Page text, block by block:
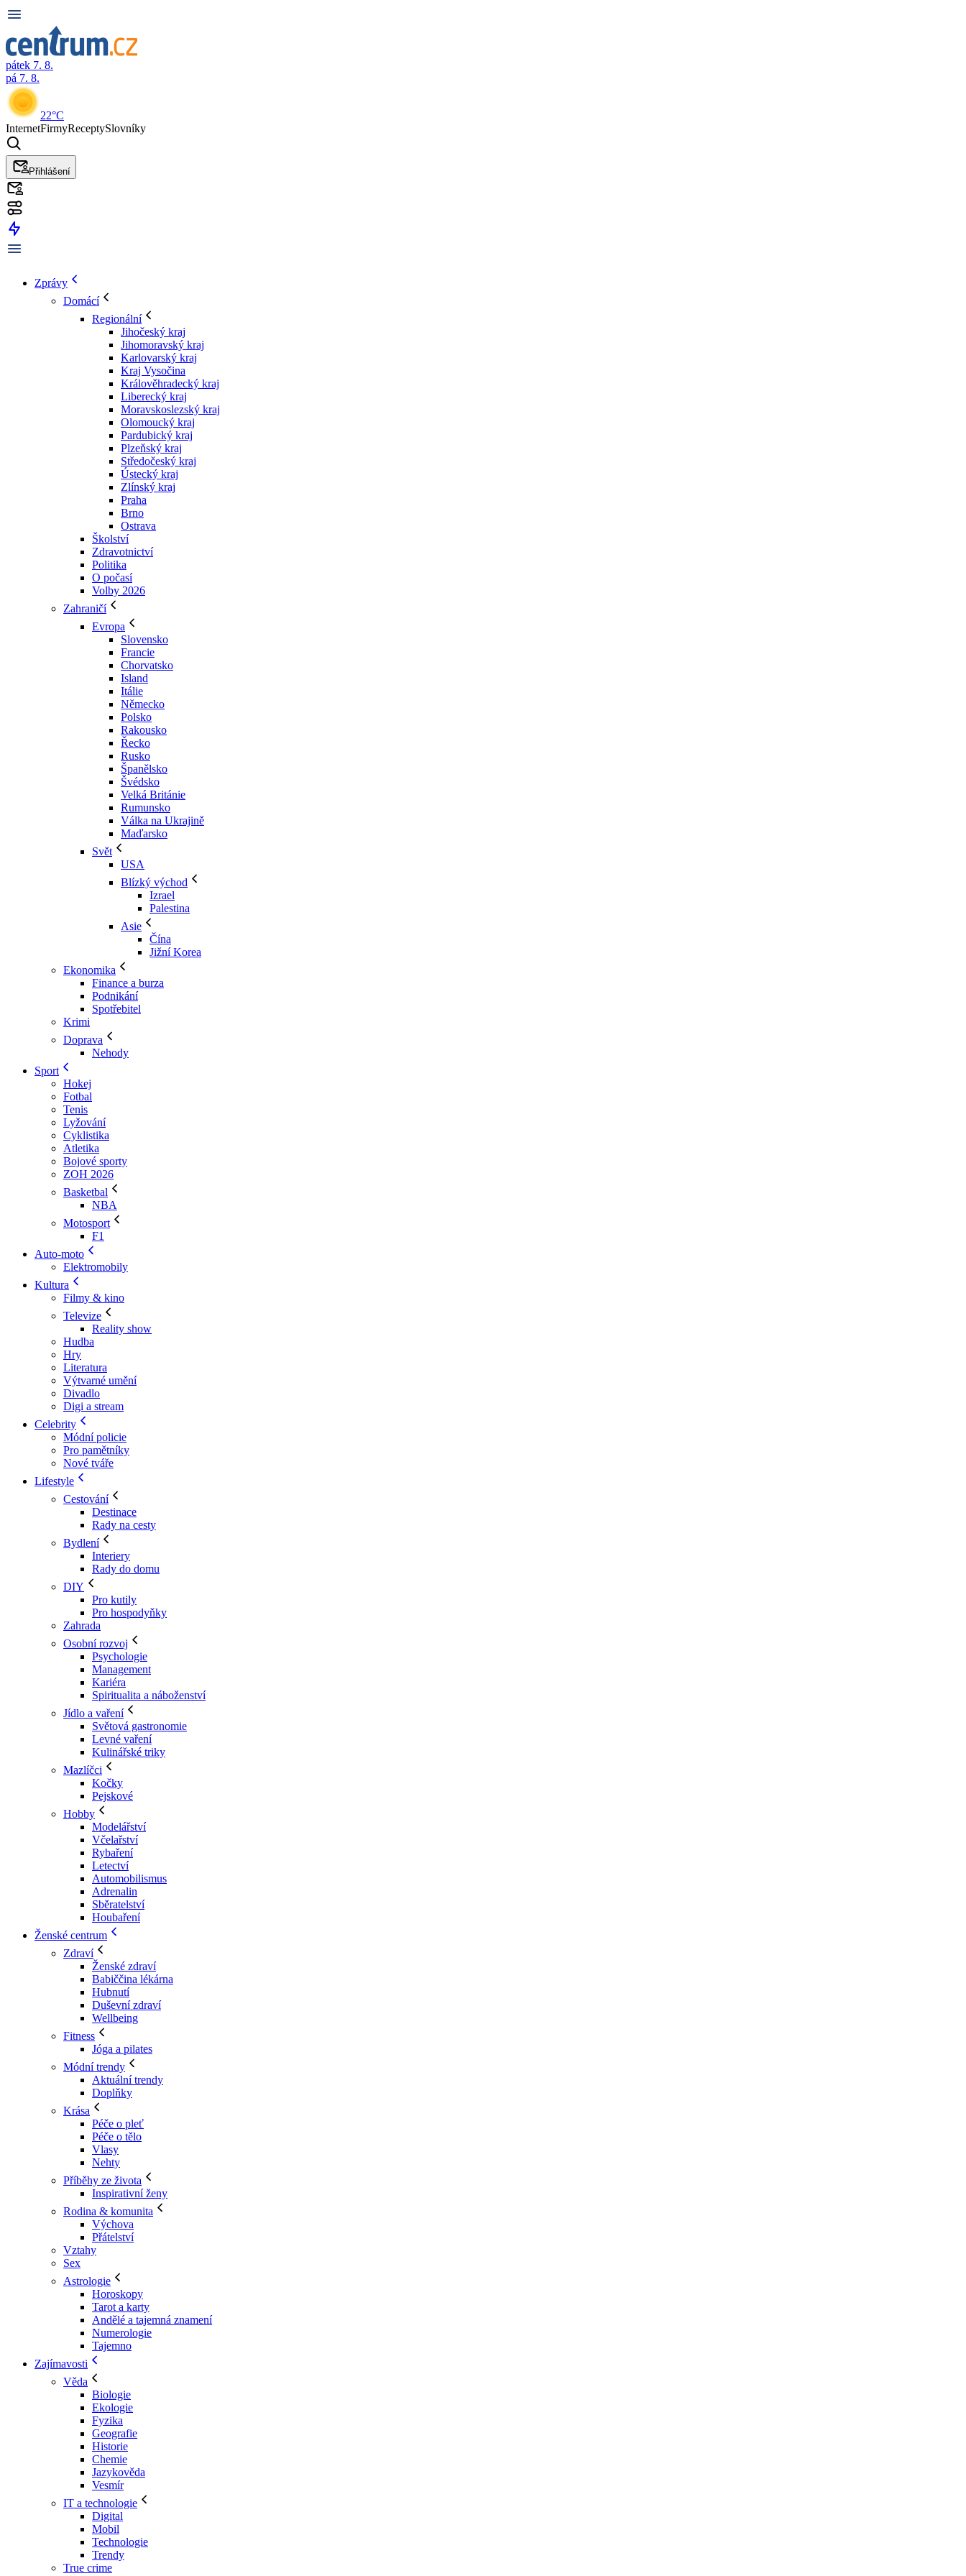
pátek 7. 8.
pá 7. 8.
22°C
InternetFirmyReceptySlovníky
Přihlášení
Zprávy
Domácí
Regionální
Jihočeský kraj
Jihomoravský kraj
Karlovarský kraj
Kraj Vysočina
Králověhradecký kraj
Liberecký kraj
Moravskoslezský kraj
Olomoucký kraj
Pardubický kraj
Plzeňský kraj
Středočeský kraj
Ústecký kraj
Zlínský kraj
Praha
Brno
Ostrava
Školství
Zdravotnictví
Politika
O počasí
Volby 2026
Zahraničí
Evropa
Slovensko
Francie
Chorvatsko
Island
Itálie
Německo
Polsko
Rakousko
Řecko
Rusko
Španělsko
Švédsko
Velká Británie
Rumunsko
Válka na Ukrajině
Maďarsko
Svět
USA
Blízký východ
Izrael
Palestina
Asie
Čína
Jižní Korea
Ekonomika
Finance a burza
Podnikání
Spotřebitel
Krimi
Doprava
Nehody
Sport
Hokej
Fotbal
Tenis
Lyžování
Cyklistika
Atletika
Bojové sporty
ZOH 2026
Basketbal
NBA
Motosport
F1
Auto-moto
Elektromobily
Kultura
Filmy & kino
Televize
Reality show
Hudba
Hry
Literatura
Výtvarné umění
Divadlo
Digi a stream
Celebrity
Módní policie
Pro pamětníky
Nové tváře
Lifestyle
Cestování
Destinace
Rady na cesty
Bydlení
Interiery
Rady do domu
DIY
Pro kutily
Pro hospodyňky
Zahrada
Osobní rozvoj
Psychologie
Management
Kariéra
Spiritualita a náboženství
Jídlo a vaření
Světová gastronomie
Levné vaření
Kulinářské triky
Mazlíčci
Kočky
Pejskové
Hobby
Modelářství
Včelařství
Rybaření
Letectví
Automobilismus
Adrenalin
Sběratelství
Houbaření
Ženské centrum
Zdraví
Ženské zdraví
Babiččina lékárna
Hubnutí
Duševní zdraví
Wellbeing
Fitness
Jóga a pilates
Módní trendy
Aktuální trendy
Doplňky
Krása
Péče o pleť
Péče o tělo
Vlasy
Nehty
Příběhy ze života
Inspirativní ženy
Rodina & komunita
Výchova
Přátelství
Vztahy
Sex
Astrologie
Horoskopy
Tarot a karty
Andělé a tajemná znamení
Numerologie
Tajemno
Zajímavosti
Věda
Biologie
Ekologie
Fyzika
Geografie
Historie
Chemie
Jazykověda
Vesmír
IT a technologie
Digital
Mobil
Technologie
Trendy
True crime